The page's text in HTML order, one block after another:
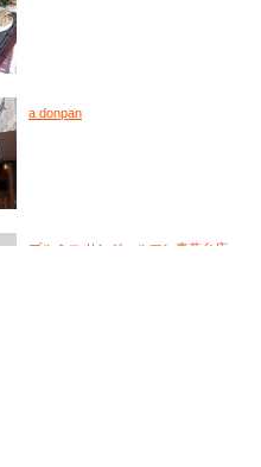
a donpan
プルミエ サンジェルマン青葉台店